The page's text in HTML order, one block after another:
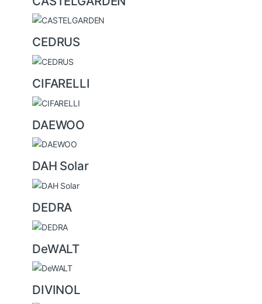
CEDRUS
CIFARELLI
DAEWOO
DAH Solar
DEDRA
DeWALT
DIVINOL